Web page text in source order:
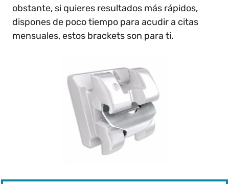
obstante, si quieres resultados más rápidos,
dispones de poco tiempo para acudir a citas
mensuales, estos brackets son para ti.